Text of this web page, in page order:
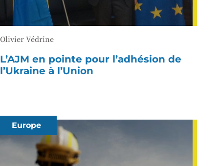
Olivier Védrine
L’AJM en pointe pour l’adhésion de
l’Ukraine à l’Union
Europe